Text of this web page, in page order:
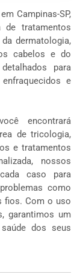
Campinas-SP,
de tratamentos
dermatologia,
cabelos e do
para
e
encontrará
de tricologia,
e tratamentos
nossos
caso para
como
fios. Com o uso
garantimos um
dos seus